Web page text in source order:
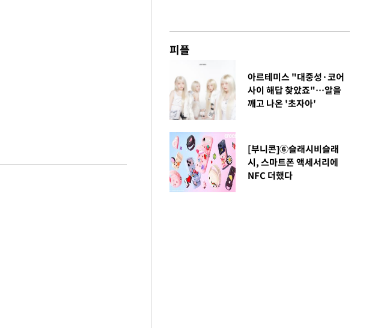
피플
아르테미스 "대중성·코어
사이 해답 찾았죠"…알을
깨고 나온 '초자아'
[부니콘]⑥슬래시비슬래
시, 스마트폰 액세서리에
NFC 더했다